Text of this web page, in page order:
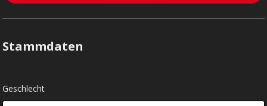
Stammdaten
Geschlecht